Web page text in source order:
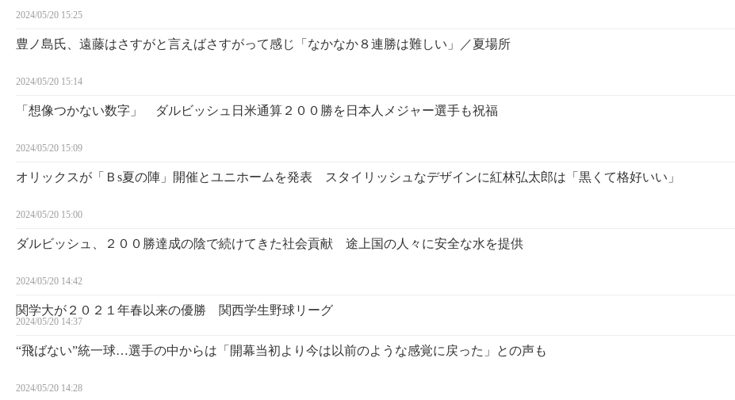
2024/05/20 15:25
豊ノ島氏、遠藤はさすがと言えばさすがって感じ「なかなか８連勝は難しい」／夏場所
2024/05/20 15:14
「想像つかない数字」 ダルビッシュ日米通算２００勝を日本人メジャー選手も祝福
2024/05/20 15:09
オリックスが「Ｂs夏の陣」開催とユニホームを発表 スタイリッシュなデザインに紅林弘太郎は「黒くて格好いい」
2024/05/20 15:00
ダルビッシュ、２００勝達成の陰で続けてきた社会貢献 途上国の人々に安全な水を提供
2024/05/20 14:42
関学大が２０２１年春以来の優勝 関西学生野球リーグ
2024/05/20 14:37
“飛ばない”統一球…選手の中からは「開幕当初より今は以前のような感覚に戻った」との声も
2024/05/20 14:28